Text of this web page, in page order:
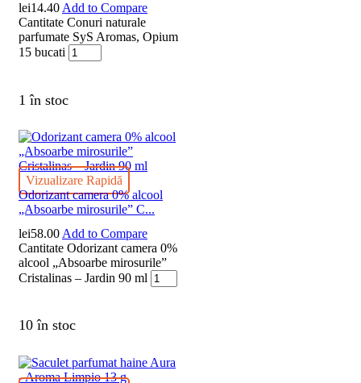
lei14.40 Add to Compare
Cantitate Conuri naturale
parfumate SyS Aromas, Opium
15 bucati
1 în stoc
Vizualizare Rapidă
Odorizant camera 0% alcool
„Absoarbe mirosurile” C...
lei58.00 Add to Compare
Cantitate Odorizant camera 0%
alcool „Absoarbe mirosurile”
Cristalinas – Jardin 90 ml
10 în stoc